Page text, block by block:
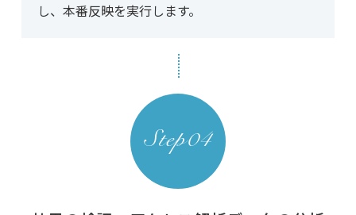
し、本番反映を実行します。